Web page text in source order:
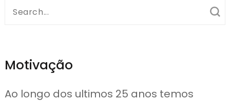
Search
Motivação
Ao longo dos ultimos 25 anos temos